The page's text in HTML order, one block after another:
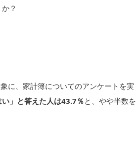
？
に、家計簿についてのアンケートを実
い」と答えた人は43.7％と、やや半数を